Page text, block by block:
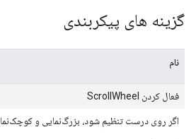
گزینه های پیکربندی
نام
فعال کردن ScrollWheel
اگر روی درست تنظیم شود، بزرگ‌نمایی و